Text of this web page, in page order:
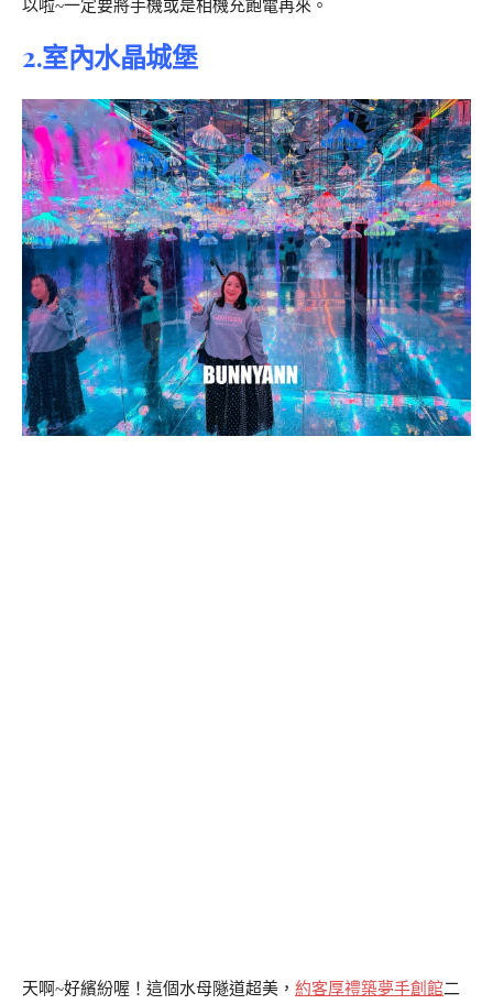
以啦~一定要將手機或是相機充飽電再來。
2.室內水晶城堡
天啊~好繽紛喔！這個水母隧道超美， 約客厚禮築夢手創館二